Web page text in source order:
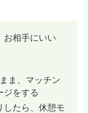
お相手にいい
ま、マッチン
ジをする
したら、休憩モ